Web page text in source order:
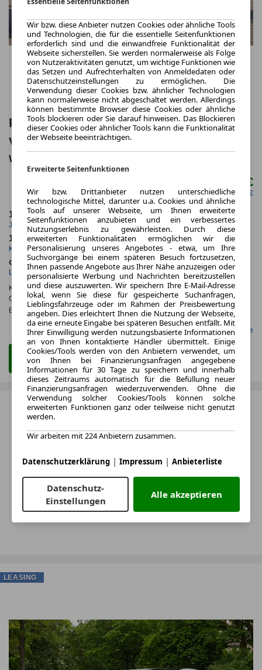
Porsche Panamera 4 E-Hybrid 🚗 Sofort
verfügbar! Neuwagen! Ihr Porsche
wartet auf Sie! 🌟
1.832,00 €
netto mtl. 1.539,50 €
10.000,0 km
Jahrliche Fahrleistung
36 Monate
Laufzeit
11 km
Kilometerstand
1.1
Leasingfaktor
ca. 346 kW (470 PS)
Leistung
Hybrid
Kraftstoff
Kraftstoffverbr.¹: ca. 3,3 l/100km(komb.)
CO
-Emissionen*:ca. 74 g/km(komb.)
Effizienzklasse:
B
Gefunden auf LeasingMarkt.de
Zum Leasing Angebot
LEASING
Wir bzw. diese Anbieter nutzen Cookies oder ähnliche Tools
und Technologien, die für die essentielle Seitenfunktionen
erforderlich sind und die einwandfreie Funktionalität der
Webseite sicherstellen. Sie werden normalerweise als Folge
von Nutzeraktivitäten genutzt, um wichtige Funktionen wie
das Setzen und Aufrechterhalten von Anmeldedaten oder
Datenschutzeinstellungen zu ermöglichen. Die
Verwendung dieser Cookies bzw. ähnlicher Technologien
kann normalerweise nicht abgeschaltet werden. Allerdings
können bestimmte Browser diese Cookies oder ähnliche
Tools blockieren oder Sie darauf hinweisen. Das Blockieren
dieser Cookies oder ähnlicher Tools kann die Funktionalität
der Webseite beeinträchtigen.
Erweiterte Seitenfunktionen
Wir bzw. Drittanbieter nutzen unterschiedliche
technologische Mittel, darunter u.a. Cookies und ähnliche
Tools auf unserer Webseite, um Ihnen erweiterte
Seitenfunktionen anzubieten und ein verbessertes
Nutzungserlebnis zu gewährleisten. Durch diese
erweiterten Funktionalitäten ermöglichen wir die
Personalisierung unseres Angebotes - etwa, um Ihre
Suchvorgänge bei einem späteren Besuch fortzusetzen,
Ihnen passende Angebote aus Ihrer Nähe anzuzeigen oder
personalisierte Werbung und Nachrichten bereitzustellen
und diese auszuwerten. Wir speichern Ihre E-Mail-Adresse
lokal, wenn Sie diese für gespeicherte Suchanfragen,
Lieblingsfahrzeuge oder im Rahmen der Preisbewertung
angeben. Dies erleichtert Ihnen die Nutzung der Webseite,
da eine erneute Eingabe bei späteren Besuchen entfällt. Mit
Ihrer Einwilligung werden nutzungsbasierte Informationen
an von Ihnen kontaktierte Händler übermittelt. Einige
Cookies/Tools werden von den Anbietern verwendet, um
von Ihnen bei Finanzierungsanfragen angegebene
Informationen für 30 Tage zu speichern und innerhalb
dieses Zeitraums automatisch für die Befüllung neuer
Finanzierungsanfragen wiederzuverwenden. Ohne die
Verwendung solcher Cookies/Tools können solche
erweiterten Funktionen ganz oder teilweise nicht genutzt
werden.
Wir arbeiten mit 224 Anbietern zusammen.
Datenschutzerklärung | Impressum | Anbieterliste
Datenschutz-
Einstellungen
Alle akzeptieren